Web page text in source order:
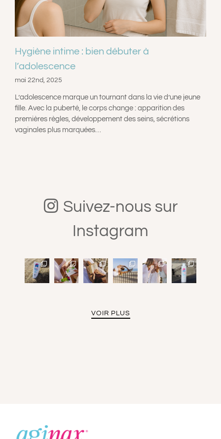
Hygiène intime : bien débuter à
l’adolescence
mai 22nd, 2025
L’adolescence marque un tournant dans la vie d’une jeune
fille. Avec la puberté, le corps change : apparition des
premières règles, développement des seins, sécrétions
vaginales plus marquées…
Suivez-nous sur
Instagram
VOIR PLUS